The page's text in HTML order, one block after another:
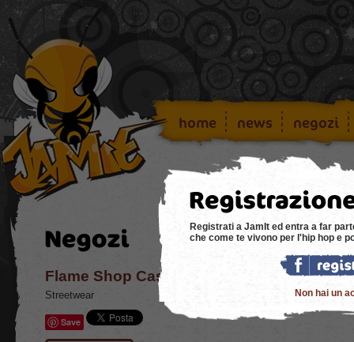
home news negozi
Flame Shop Casteo
Streetwear
Save
Registrati a JamIt ed entra a far
che come te vivono per l'hip hop e
Non hai un